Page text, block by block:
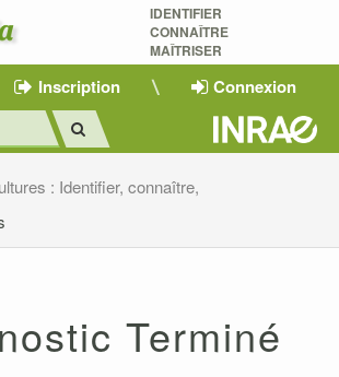
IDENTIFIER
CONNAÎTRE
MAÎTRISER
Inscription Connexion
: Identifier, connaître,
Terminé